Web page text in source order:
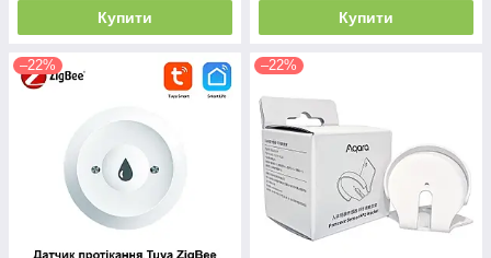
Купити Купити
–22% –22%